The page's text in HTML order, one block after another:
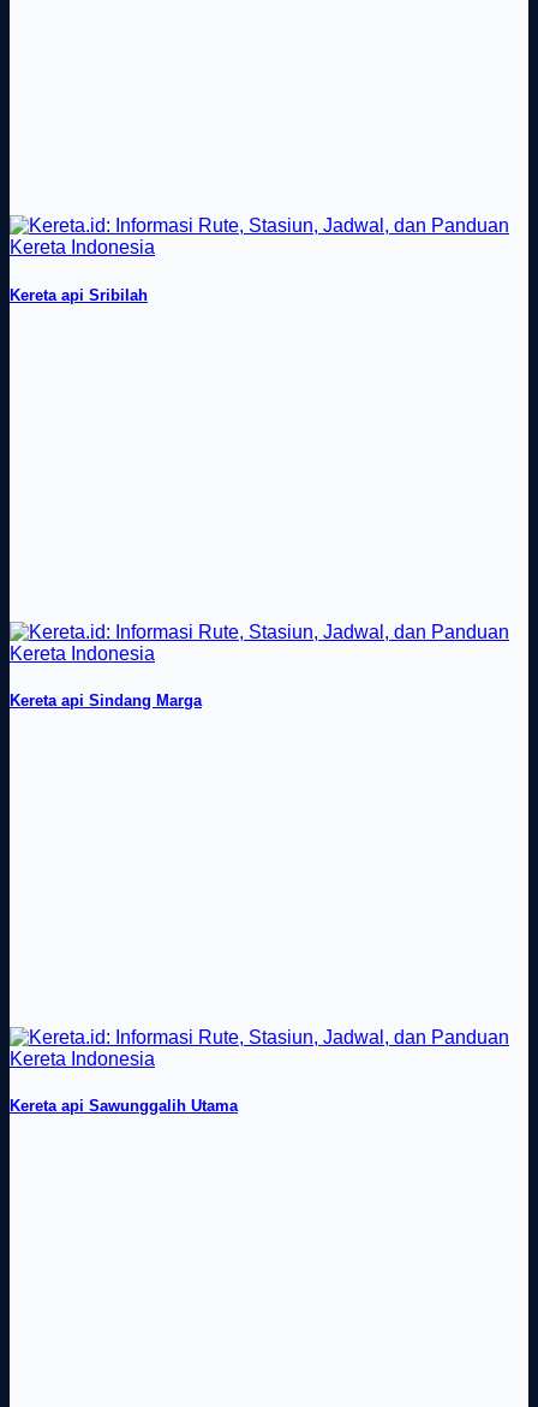
Kereta api Sribilah
Kereta api Sindang Marga
Kereta api Sawunggalih Utama